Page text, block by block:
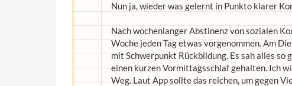
Nun ja, wieder was gelernt in Punkto klarer
Nach wochenlanger Abstinenz von sozialen
Woche jeden Tag etwas vorgenommen. Am
mit Schwerpunkt Rückbildung. Es sah alles
einen kurzen Vormittagsschlaf gehalten. Ich
Weg. Laut App sollte das reichen, um gegen